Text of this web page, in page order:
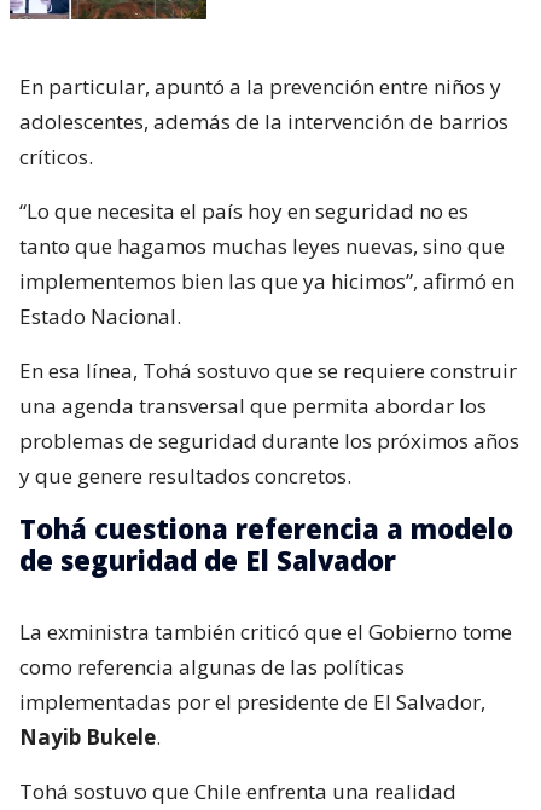
En particular, apuntó a la prevención entre niños y
adolescentes, además de la intervención de barrios
críticos.
“Lo que necesita el país hoy en seguridad no es
tanto que hagamos muchas leyes nuevas, sino que
implementemos bien las que ya hicimos”, afirmó en
Estado Nacional.
En esa línea, Tohá sostuvo que se requiere construir
una agenda transversal que permita abordar los
problemas de seguridad durante los próximos años
y que genere resultados concretos.
Tohá cuestiona referencia a modelo
de seguridad de El Salvador
La exministra también criticó que el Gobierno tome
como referencia algunas de las políticas
implementadas por el presidente de El Salvador,
Nayib Bukele.
Tohá sostuvo que Chile enfrenta una realidad